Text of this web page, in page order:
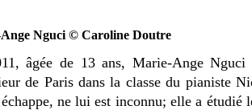
Nguci © Caroline Doutre
âgée de 13 ans, Marie-Ange Nguci
de Paris dans la classe du pianiste
ne lui est inconnu; elle a étudié